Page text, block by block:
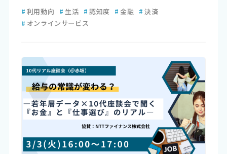
# 利用動向 # 生活 # 認知度 # 金融 # 決済
# オンラインサービス